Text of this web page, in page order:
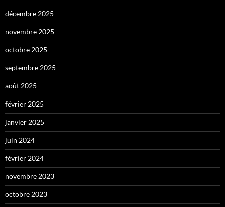
décembre 2025
novembre 2025
octobre 2025
septembre 2025
août 2025
février 2025
janvier 2025
juin 2024
février 2024
novembre 2023
octobre 2023